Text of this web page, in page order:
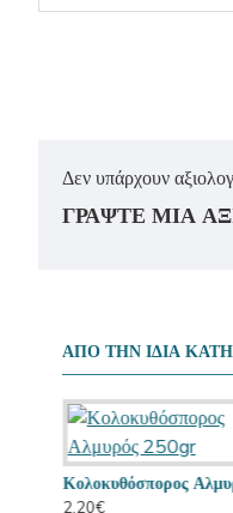
Δεν υπάρχουν
ΓΡΆΨΤΕ ΜΙΑ
ΑΠΟ ΤΗΝ ΙΔΙΑ
2,20€